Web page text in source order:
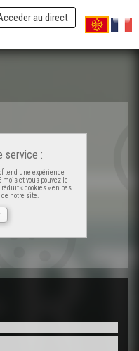
au direct
service :
d'une expérience
mois et vous pouvez le
« cookies » en bas
notre site.